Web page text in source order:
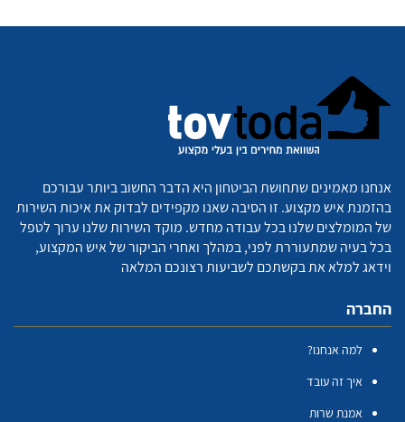
אנחנו מאמינים שתחושת הביטחון היא הדבר החשוב ביותר עבורכם
בהזמנת איש מקצוע. זו הסיבה שאנו מקפידים לבדוק את איכות השירות
של המומלצים שלנו בכל עבודה מחדש. מוקד השירות שלנו ערוך לטפל
בכל בעיה שמתעוררת לפני, במהלך ואחרי הביקור של איש המקצוע,
וידאג למלא את בקשתכם לשביעות רצונכם המלאה
החברה
למה אנחנו?
איך זה עובד
אמנת שרות